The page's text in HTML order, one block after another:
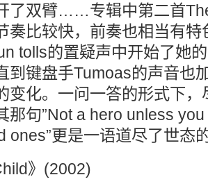
了双臂……专辑中第二首
奏比较快，前奏也相当有
tolls的置疑声中开始了她
到键盘手Tumoas的声音也
变化。一问一答的形式下
那句”Not a hero unless
ones”更是一语道尽了世态
》(2002)